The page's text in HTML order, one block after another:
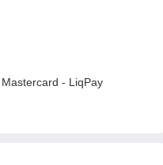
- LiqPay